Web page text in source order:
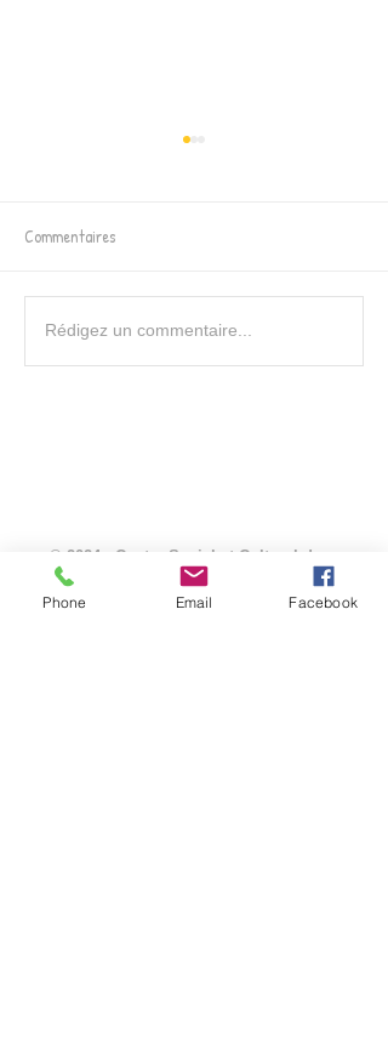
Prochains ateliers SNOEZELEN
Commentaires
Rédigez un commentaire...
© 2024 - Centre Social et Culturel du
Carladès
Mentions légales
Phone Email Facebook